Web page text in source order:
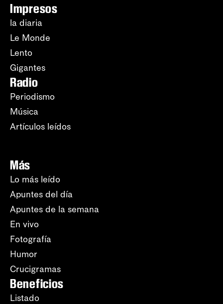
Impresos
la diaria
Le Monde
Lento
Gigantes
Radio
Periodismo
Música
Artículos leídos
Más
Lo más leído
Apuntes del día
Apuntes de la semana
En vivo
Fotografía
Humor
Crucigramas
Beneficios
Listado